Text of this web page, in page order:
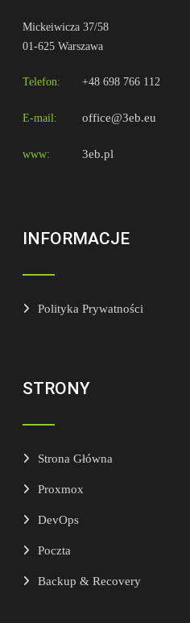
Mickeiwicza 37/58
01-625 Warszawa
Telefon: +48 698 766 112
E-mail: office@3eb.eu
www: 3eb.pl
INFORMACJE
Polityka Prywatności
STRONY
Strona Główna
Proxmox
DevOps
Poczta
Backup & Recovery